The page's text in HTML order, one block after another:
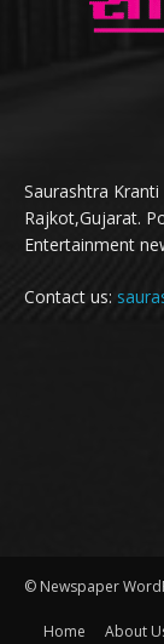
Saurashtra
Rajkot,Gujarat.
Entertainment
Contact us:
© Newspaper
Home About